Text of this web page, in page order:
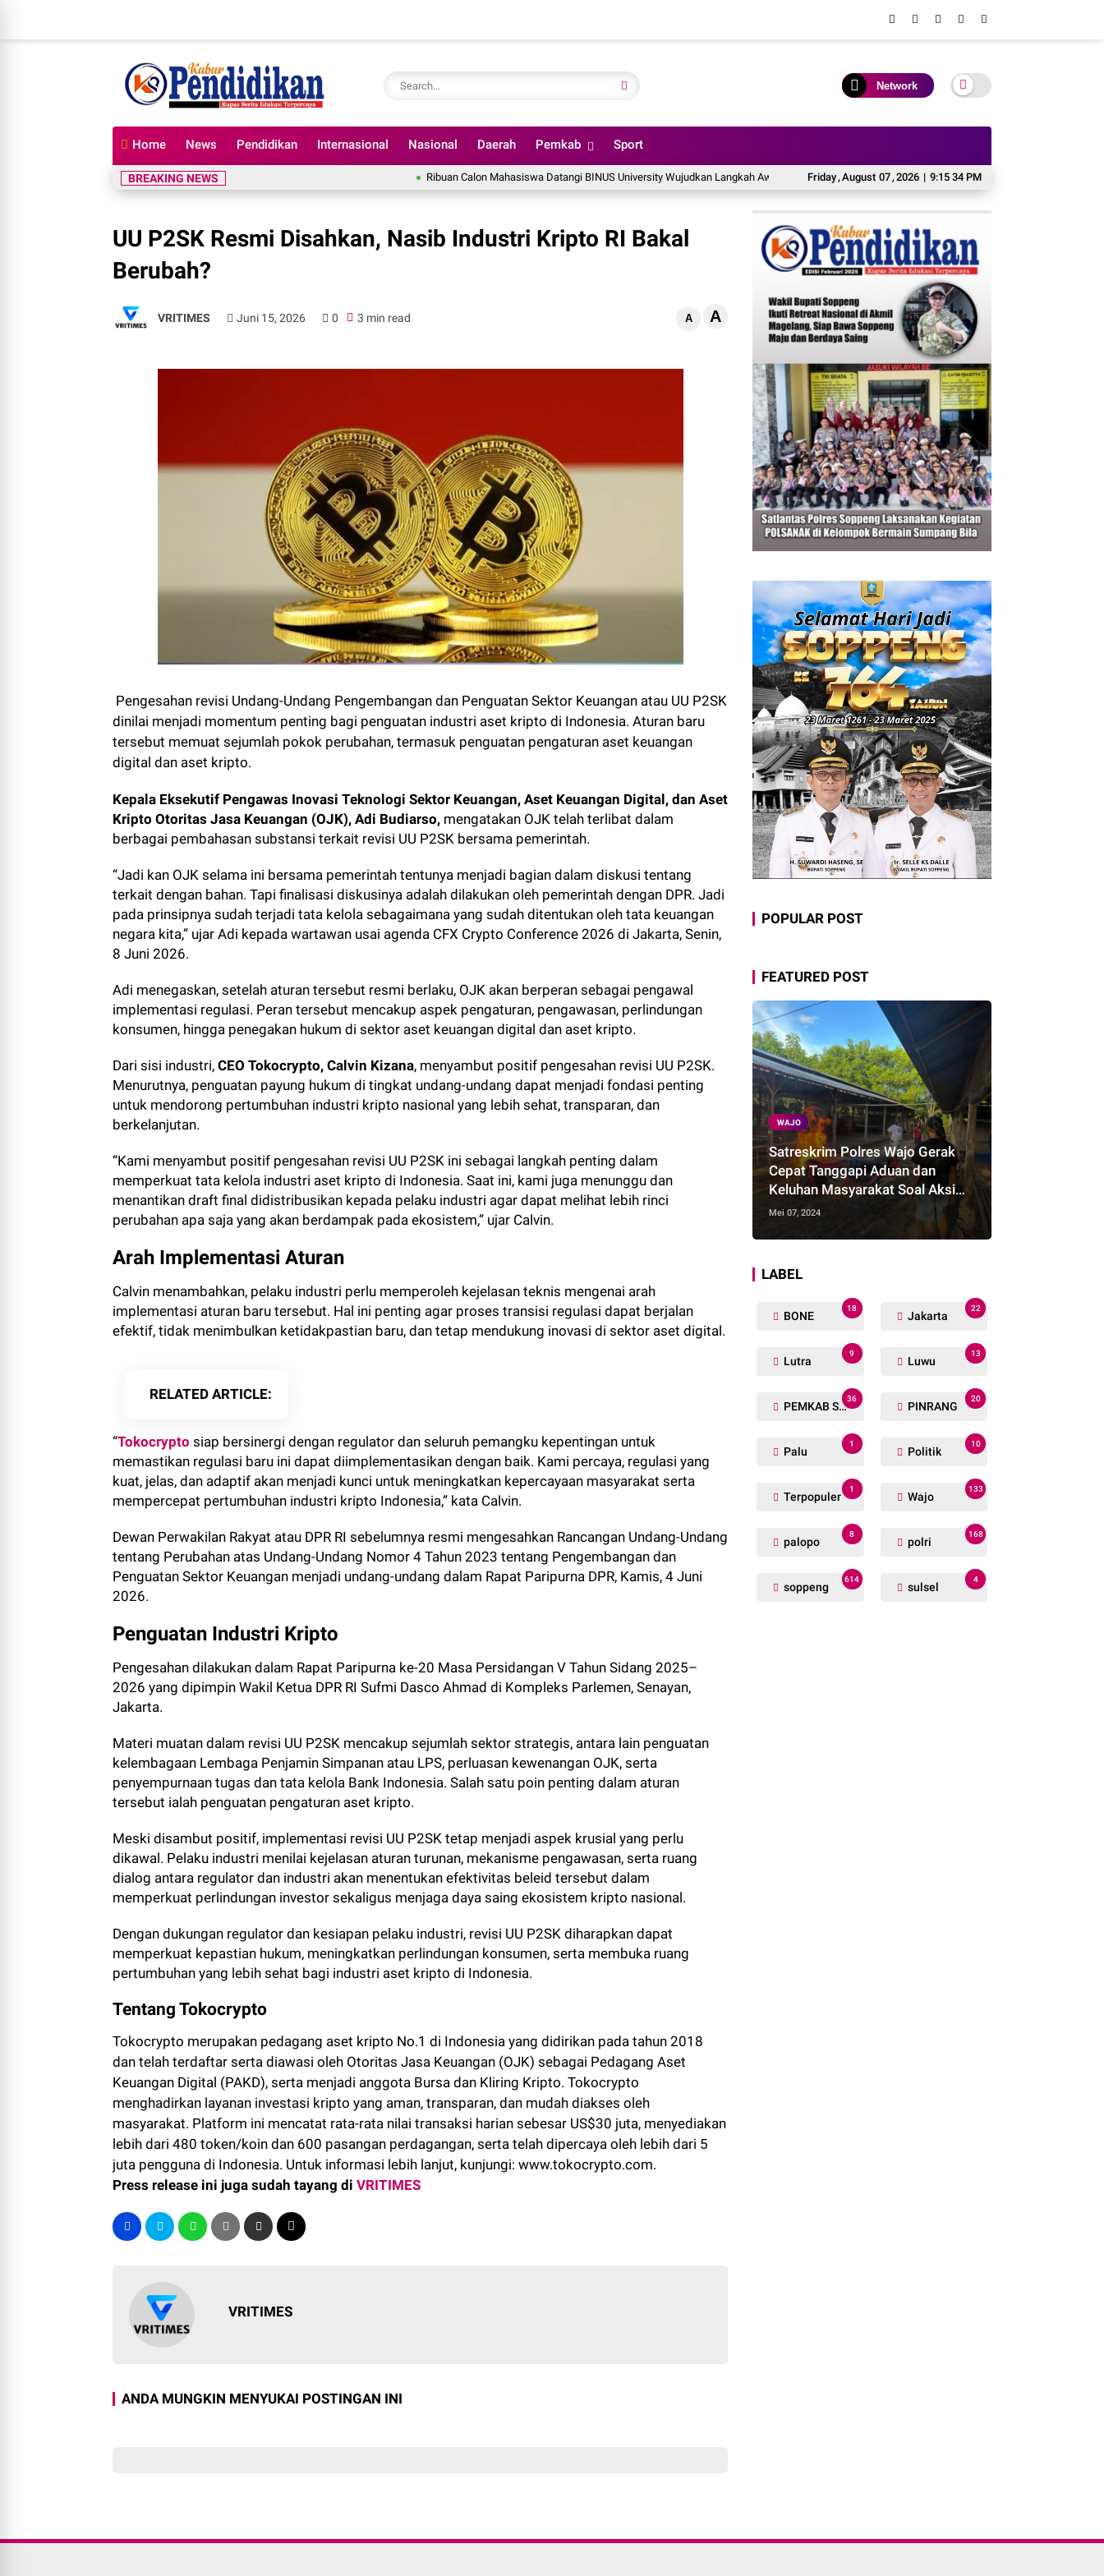
Network
Home News Pendidikan Internasional Nasional Daerah Pemkab Sport
Friday,August 07,2026 | 9:15 35 PM
BREAKING NEWS Ribuan Calon Mahasiswa Datangi BINUS University Wujudkan Langkah Awal Menuju Karier Global KAI Daop 2 Pastikan Keselamatan Perjalanan
UU P2SK Resmi Disahkan, Nasib Industri Kripto RI Bakal
Berubah?
VRITIMES Juni 15, 2026 0 3 min read A A
Pengesahan revisi Undang-Undang Pengembangan dan Penguatan Sektor Keuangan atau UU P2SK
dinilai menjadi momentum penting bagi penguatan industri aset kripto di Indonesia. Aturan baru
tersebut memuat sejumlah pokok perubahan, termasuk penguatan pengaturan aset keuangan
digital dan aset kripto.
Kepala Eksekutif Pengawas Inovasi Teknologi Sektor Keuangan, Aset Keuangan Digital, dan Aset
Kripto Otoritas Jasa Keuangan (OJK), Adi Budiarso, mengatakan OJK telah terlibat dalam
berbagai pembahasan substansi terkait revisi UU P2SK bersama pemerintah.
“Jadi kan OJK selama ini bersama pemerintah tentunya menjadi bagian dalam diskusi tentang
terkait dengan bahan. Tapi finalisasi diskusinya adalah dilakukan oleh pemerintah dengan DPR. Jadi
pada prinsipnya sudah terjadi tata kelola sebagaimana yang sudah ditentukan oleh tata keuangan
negara kita,” ujar Adi kepada wartawan usai agenda CFX Crypto Conference 2026 di Jakarta, Senin,
8 Juni 2026.
Adi menegaskan, setelah aturan tersebut resmi berlaku, OJK akan berperan sebagai pengawal
implementasi regulasi. Peran tersebut mencakup aspek pengaturan, pengawasan, perlindungan
konsumen, hingga penegakan hukum di sektor aset keuangan digital dan aset kripto.
Dari sisi industri, CEO Tokocrypto, Calvin Kizana, menyambut positif pengesahan revisi UU P2SK.
Menurutnya, penguatan payung hukum di tingkat undang-undang dapat menjadi fondasi penting
untuk mendorong pertumbuhan industri kripto nasional yang lebih sehat, transparan, dan
berkelanjutan.
“Kami menyambut positif pengesahan revisi UU P2SK ini sebagai langkah penting dalam
memperkuat tata kelola industri aset kripto di Indonesia. Saat ini, kami juga menunggu dan
menantikan draft final didistribusikan kepada pelaku industri agar dapat melihat lebih rinci
perubahan apa saja yang akan berdampak pada ekosistem,” ujar Calvin.
Arah Implementasi Aturan
Calvin menambahkan, pelaku industri perlu memperoleh kejelasan teknis mengenai arah
implementasi aturan baru tersebut. Hal ini penting agar proses transisi regulasi dapat berjalan
efektif, tidak menimbulkan ketidakpastian baru, dan tetap mendukung inovasi di sektor aset digital.
RELATED ARTICLE
“Tokocrypto siap bersinergi dengan regulator dan seluruh pemangku kepentingan untuk
memastikan regulasi baru ini dapat diimplementasikan dengan baik. Kami percaya, regulasi yang
kuat, jelas, dan adaptif akan menjadi kunci untuk meningkatkan kepercayaan masyarakat serta
mempercepat pertumbuhan industri kripto Indonesia,” kata Calvin.
Dewan Perwakilan Rakyat atau DPR RI sebelumnya resmi mengesahkan Rancangan Undang-Undang
tentang Perubahan atas Undang-Undang Nomor 4 Tahun 2023 tentang Pengembangan dan
Penguatan Sektor Keuangan menjadi undang-undang dalam Rapat Paripurna DPR, Kamis, 4 Juni
2026.
Penguatan Industri Kripto
Pengesahan dilakukan dalam Rapat Paripurna ke-20 Masa Persidangan V Tahun Sidang 2025–
2026 yang dipimpin Wakil Ketua DPR RI Sufmi Dasco Ahmad di Kompleks Parlemen, Senayan,
Jakarta.
Materi muatan dalam revisi UU P2SK mencakup sejumlah sektor strategis, antara lain penguatan
kelembagaan Lembaga Penjamin Simpanan atau LPS, perluasan kewenangan OJK, serta
penyempurnaan tugas dan tata kelola Bank Indonesia. Salah satu poin penting dalam aturan
tersebut ialah penguatan pengaturan aset kripto.
Meski disambut positif, implementasi revisi UU P2SK tetap menjadi aspek krusial yang perlu
dikawal. Pelaku industri menilai kejelasan aturan turunan, mekanisme pengawasan, serta ruang
dialog antara regulator dan industri akan menentukan efektivitas beleid tersebut dalam
memperkuat perlindungan investor sekaligus menjaga daya saing ekosistem kripto nasional.
Dengan dukungan regulator dan kesiapan pelaku industri, revisi UU P2SK diharapkan dapat
memperkuat kepastian hukum, meningkatkan perlindungan konsumen, serta membuka ruang
pertumbuhan yang lebih sehat bagi industri aset kripto di Indonesia.
Tentang Tokocrypto
Tokocrypto merupakan pedagang aset kripto No.1 di Indonesia yang didirikan pada tahun 2018
dan telah terdaftar serta diawasi oleh Otoritas Jasa Keuangan (OJK) sebagai Pedagang Aset
Keuangan Digital (PAKD), serta menjadi anggota Bursa dan Kliring Kripto. Tokocrypto
menghadirkan layanan investasi kripto yang aman, transparan, dan mudah diakses oleh
masyarakat. Platform ini mencatat rata-rata nilai transaksi harian sebesar US$30 juta, menyediakan
lebih dari 480 token/koin dan 600 pasangan perdagangan, serta telah dipercaya oleh lebih dari 5
juta pengguna di Indonesia. Untuk informasi lebih lanjut, kunjungi: www.tokocrypto.com.
Press release ini juga sudah tayang di VRITIMES
VRITIMES
ANDA MUNGKIN MENYUKAI POSTINGAN INI
POPULAR POST
FEATURED POST
WAJO
Satreskrim Polres Wajo Gerak
Cepat Tanggapi Aduan dan
Keluhan Masyarakat Soal Aksi
Perjudian
Mei 07, 2024
LABEL
BONE
18
Jakarta
22
Lutra
9
Luwu
13
PEMKAB SOPPENG
36
PINRANG
20
Palu
1
Politik
10
Terpopuler
1
Wajo
133
palopo
8
polri
168
soppeng
614
sulsel
4